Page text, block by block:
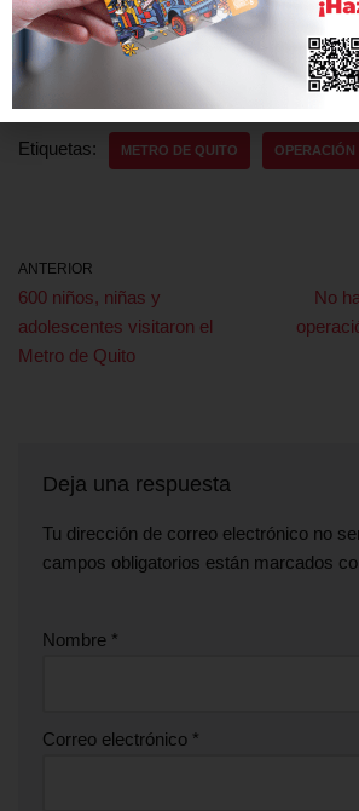
El Metro cuenta con red de
Etiquetas: METRO DE QUITO OPERACIÓN
ANTERIOR
600 niños, niñas y
adolescentes visitaron el
Metro de Quito
No
Deja una respuesta
Tu dirección de correo electrónico no
campos obligatorios están marcados
Nombre *
Correo electrónico *